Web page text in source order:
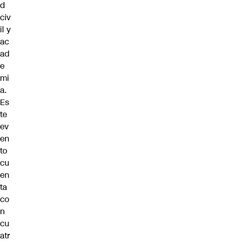
d
civ
il y
ac
ad
e
mi
a.
Es
te
ev
en
to
cu
en
ta
co
n
cu
atr